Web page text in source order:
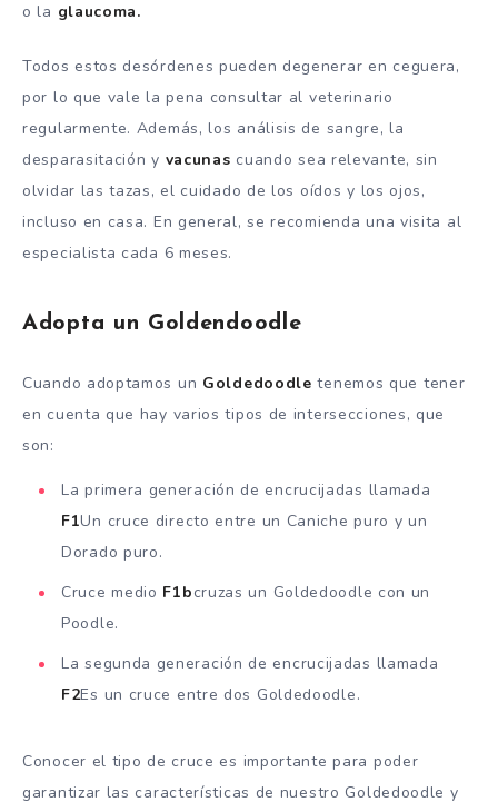
o la glaucoma.
Todos estos desórdenes pueden degenerar en ceguera,
por lo que vale la pena consultar al veterinario
regularmente. Además, los análisis de sangre, la
desparasitación y vacunas cuando sea relevante, sin
olvidar las tazas, el cuidado de los oídos y los ojos,
incluso en casa. En general, se recomienda una visita al
especialista cada 6 meses.
Adopta un Goldendoodle
Cuando adoptamos un Goldedoodle tenemos que tener
en cuenta que hay varios tipos de intersecciones, que
son:
La primera generación de encrucijadas llamada
F1Un cruce directo entre un Caniche puro y un
Dorado puro.
Cruce medio F1bcruzas un Goldedoodle con un
Poodle.
La segunda generación de encrucijadas llamada
F2Es un cruce entre dos Goldedoodle.
Conocer el tipo de cruce es importante para poder
garantizar las características de nuestro Goldedoodle y